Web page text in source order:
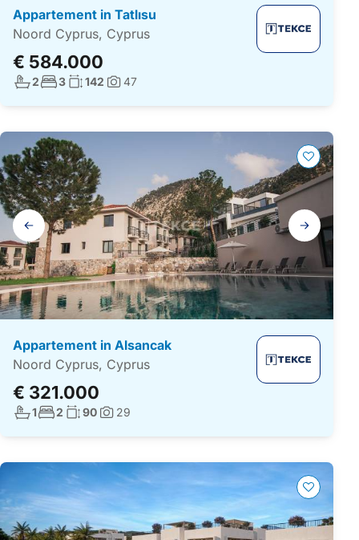
Appartement in Tatlısu
Noord Cyprus, Cyprus
€ 584.000
Aantal badkamers:
2Aantal slaapkamers:
3Woonoppervlakte:
142 Foto's:
47
Galerij
navigatie
Appartement in Alsancak
Noord Cyprus, Cyprus
€ 321.000
Aantal badkamers:
1Aantal slaapkamers:
2 Woonoppervlakte:
90Foto's:
29